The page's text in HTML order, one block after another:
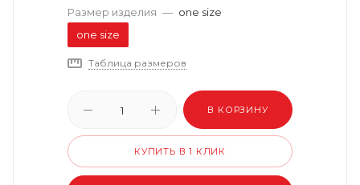
Размер изделия — one size
one size
Таблица размеров
В КОРЗИНУ
КУПИТЬ В 1 КЛИК